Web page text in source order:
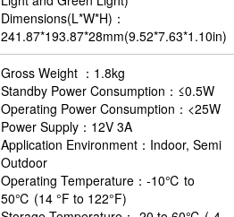
Dimensions(L*W*H)：
241.87*193.87*28mm(9.52*7.63*1.10in)
Gross Weight ：1.8kg
Standby Power Consumption：≤0.5W
Operating Power Consumption：<25W
Power Supply：12V 3A
Application Environment：Indoor, Semi
Outdoor
Operating Temperature：-10℃ to
50℃ (14 °F to 122°F)